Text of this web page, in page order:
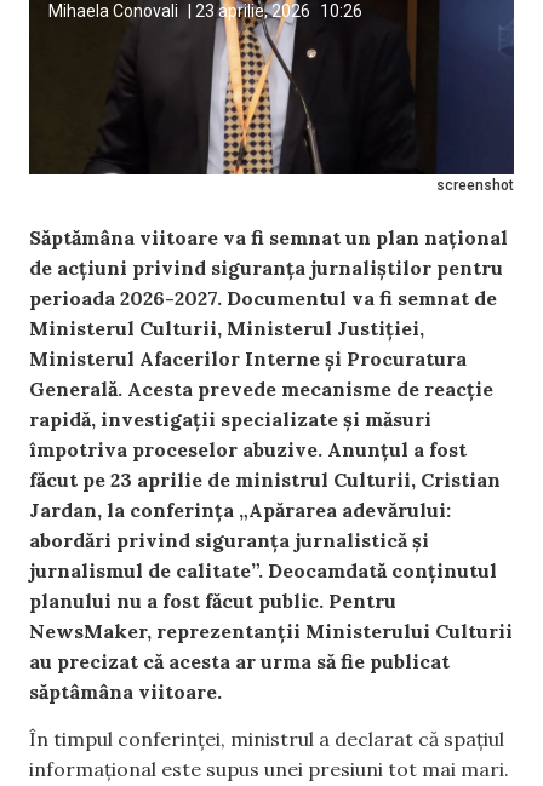
screenshot
Mihaela Conovali 23 aprilie, 2026 10:26
Săptămâna viitoare va fi semnat un plan național
de acțiuni privind siguranța jurnaliștilor pentru
perioada 2026-2027. Documentul va fi semnat de
Ministerul Culturii, Ministerul Justiției,
Ministerul Afacerilor Interne și Procuratura
Generală. Acesta prevede mecanisme de reacție
rapidă, investigații specializate și măsuri
împotriva proceselor abuzive. Anunțul a fost
făcut pe 23 aprilie de ministrul Culturii, Cristian
Jardan, la conferința „Apărarea adevărului:
abordări privind siguranța jurnalistică și
jurnalismul de calitate”. Deocamdată conținutul
planului nu a fost făcut public. Pentru
NewsMaker, reprezentanții Ministerului Culturii
au precizat că acesta ar urma să fie publicat
săptâmâna viitoare.
În timpul conferinței, ministrul a declarat că spațiul
informațional este supus unei presiuni tot mai mari.